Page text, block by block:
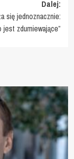
Dalej:
się jednoznacznie:
jest zdumiewające”